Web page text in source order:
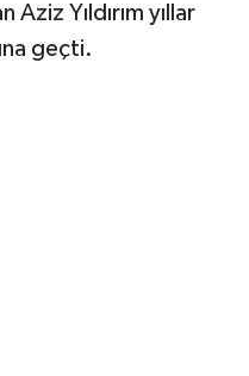
Yıldırım yıllar
geçti.